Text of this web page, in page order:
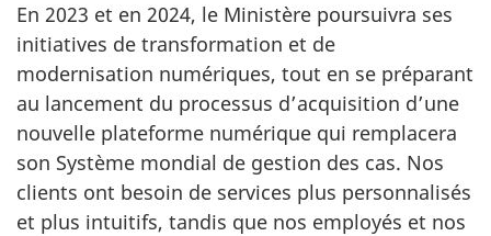
En 2023 et en 2024, le Ministère poursuivra ses
initiatives de transformation et de
modernisation numériques, tout en se préparant
au lancement du processus d’acquisition d’une
nouvelle plateforme numérique qui remplacera
son Système mondial de gestion des cas. Nos
clients ont besoin de services plus personnalisés
et plus intuitifs, tandis que nos employés et nos